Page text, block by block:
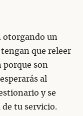
otorgando un
que releer
porque son
al
y se
de tu servicio.